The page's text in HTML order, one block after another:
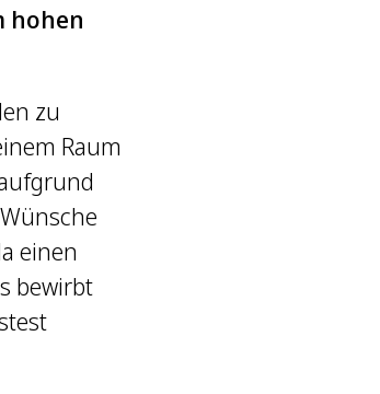
hohen
zu
Raum
einen
bewirbt